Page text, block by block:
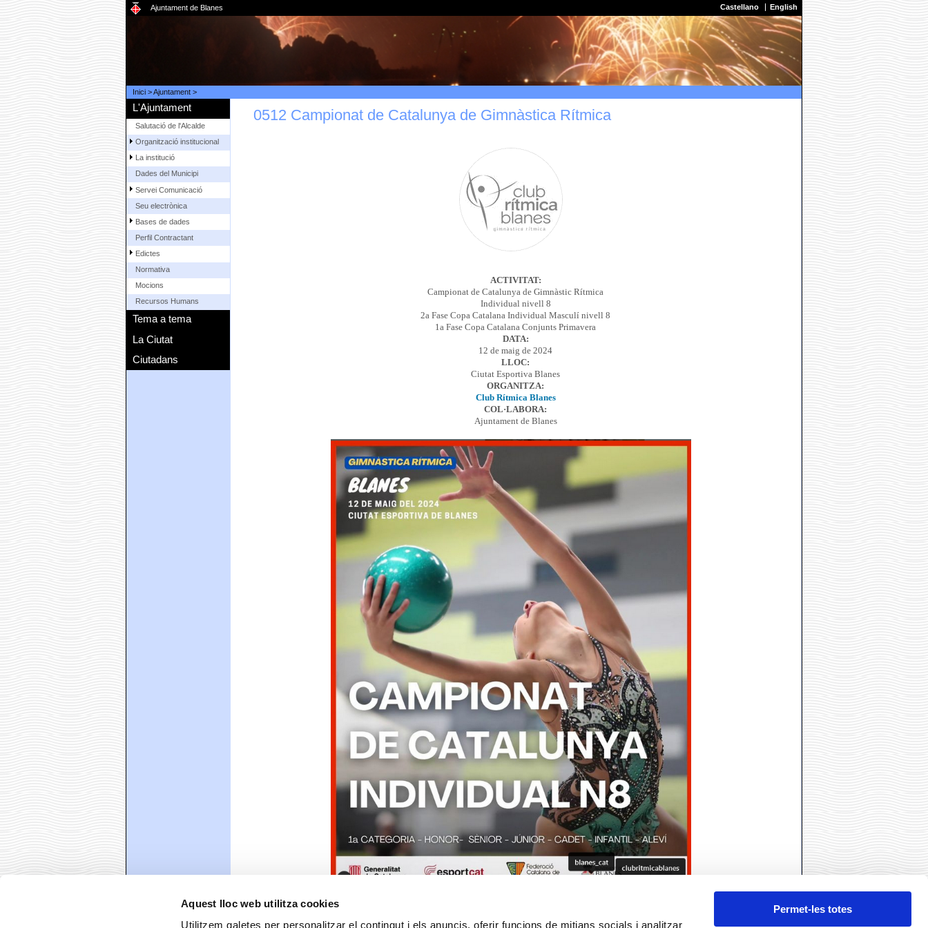
Aquest lloc web utilitza cookies
Utilitzem galetes per personalitzar el contingut i els anuncis, oferir funcions de mitjans socials i analitzar
Permet-les totes
Ajuntament de Blanes Castellano English
Inici>Ajuntament>
L'Ajuntament
Salutació de l'Alcalde
Organització institucional
La institució
Dades del Municipi
Servei Comunicació
Seu electrònica
Bases de dades
Perfil Contractant
Edictes
Normativa
Mocions
Recursos Humans
Tema a tema
La Ciutat
Ciutadans
0512 Campionat de Catalunya de Gimnàstica Rítmica
ACTIVITAT:
Campionat de Catalunya de Gimnàstic Rítmica
Individual nivell 8
2a Fase Copa Catalana Individual Masculí nivell 8
1a Fase Copa Catalana Conjunts Primavera
DATA:
12 de maig de 2024
LLOC:
Ciutat Esportiva Blanes
ORGANITZA:
Club Rítmica Blanes
COL·LABORA:
Ajuntament de Blanes